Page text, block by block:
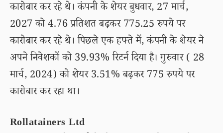
कारोबार कर रहे थे। कंपनी के शेयर बुधवार, 27 मार्च,
2027 को 4.76 प्रतिशत बढ़कर 775.25 रुपये पर
कारोबार कर रहे थे। पिछले एक हफ्ते में, कंपनी के शेयर ने
अपने निवेशकों को 39.93% रिटर्न दिया है। गुरुवार ( 28
मार्च, 2024) को शेयर 3.51% बढ़कर 775 रुपये पर
कारोबार कर रहा था।
Rollatainers Ltd